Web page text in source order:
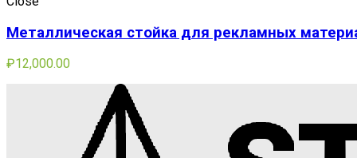
Металлическая стойка для рекламных
₽12,000.00